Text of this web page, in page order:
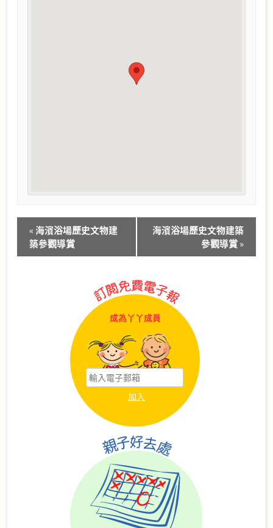
Event
Navigation
« 海濱浴場歷史文物建
築參觀導賞
海濱浴場歷史文物建築
參觀導賞»
成為丫丫成員